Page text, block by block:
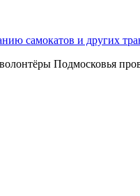
самокатов и других
Подмосковья